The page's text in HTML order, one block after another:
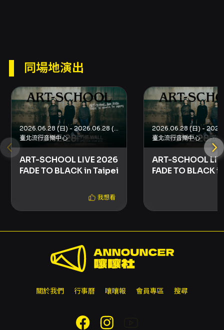
同場地演出
2026.06.28 (日) - 2026.06.28 (日)
臺北流行音樂中心
ART-SCHOOL LIVE 2026
FADE TO BLACK in Taipei
我想看
臺北流行音樂中心
ART-SCHOOL
FADE TO BLACK in
關於我們 行事曆 嚷嚷報 會員專區 搜尋